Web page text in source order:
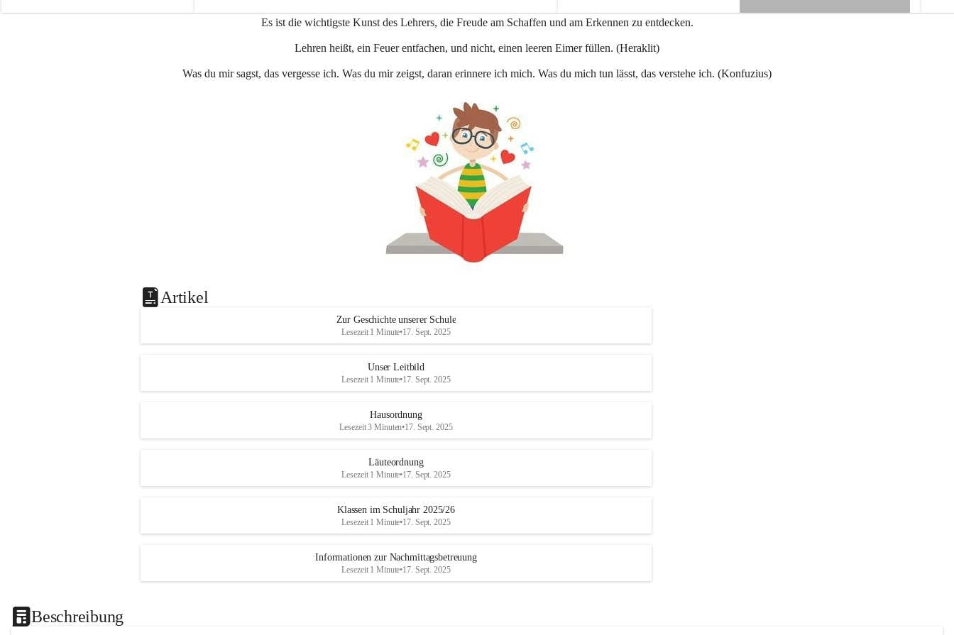
e
e
e
n
a
u
e
Es ist die wichtigste Kunst des Lehrers, die Freude am Schaffen und am Erkennen zu entdecken.
Lehren heißt, ein Feuer entfachen, und nicht, einen leeren Eimer füllen. (Heraklit)
Was du mir sagst, das vergesse ich. Was du mir zeigst, daran erinnere ich mich. Was du mich tun lässt, das verstehe ich. (Konfuzius)
Artikel
Zur Geschichte unserer Schule
Lesezeit 1 Minute•17. Sept. 2025
Unser Leitbild
Lesezeit 1 Minute•17. Sept. 2025
Hausordnung
Lesezeit 3 Minuten•17. Sept. 2025
Läuteordnung
Lesezeit 1 Minute•17. Sept. 2025
Klassen im Schuljahr 2025/26
Lesezeit 1 Minute•17. Sept. 2025
Informationen zur Nachmittagsbetreuung
Lesezeit 1 Minute•17. Sept. 2025
Beschreibung